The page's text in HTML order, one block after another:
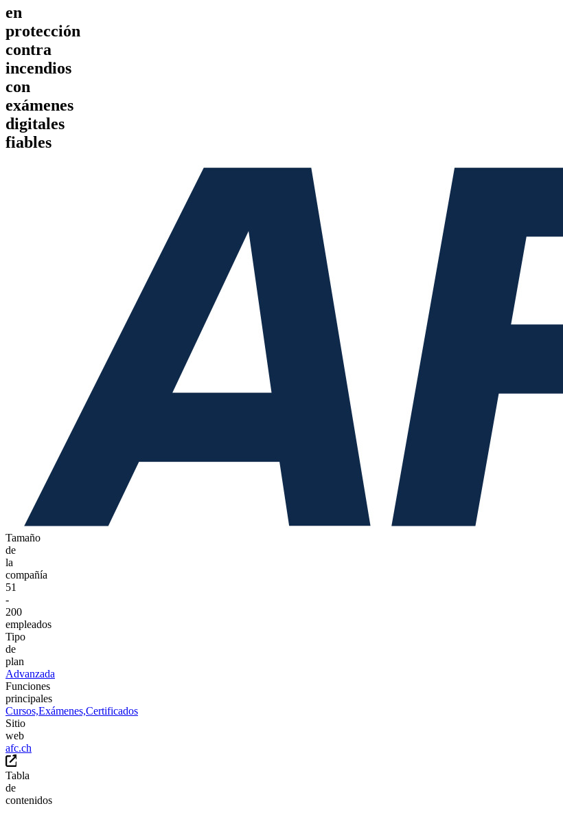
en
protección
contra
incendios
con
exámenes
digitales
fiables
Tamaño
de
la
compañía
51
-
200
empleados
Tipo
de
plan
Advanzada
Funciones
principales
Cursos,Exámenes,Certificados
Sitio
web
afc.ch
Tabla
de
contenidos